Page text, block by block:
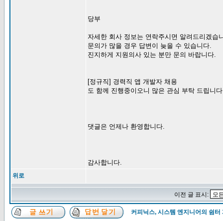
당부
자세한 회사 정보는 연락주시면 알려드리겠습
문의가 많을 경우 답변이 늦을 수 있습니다.
진지하게 지원의사 있는 분만 문의 바랍니다.
[정규직] 경력직 앱 개발자 채용
도 함께 진행중이오니 많은 관심 부탁 드립니
댓글은 언제나 환영합니다.
감사합니다.
위로
이전 글 표시:
커피닉스, 시스템 엔지니어의 쉼터